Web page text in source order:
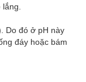
Do đó ở pH này
đáy hoặc bám